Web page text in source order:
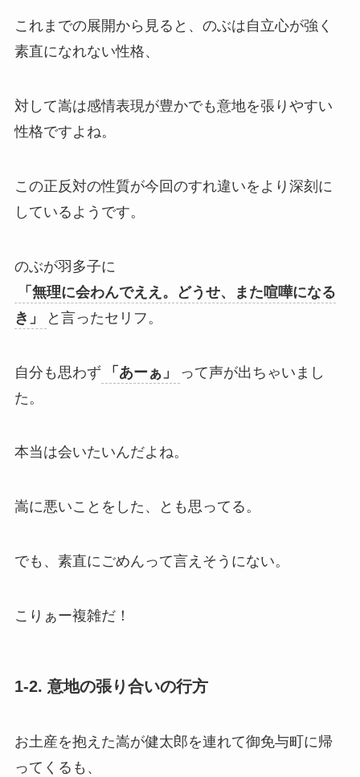
これまでの展開から見ると、のぶは自立心が強く
素直になれない性格、
対して嵩は感情表現が豊かでも意地を張りやすい
性格ですよね。
この正反対の性質が今回のすれ違いをより深刻に
しているようです。
のぶが羽多子に
「無理に会わんでええ。どうせ、また喧嘩になる
き」
と言ったセリフ。
自分も思わず 「あーぁ」
って声が出ちゃいまし
た。
本当は会いたいんだよね。
嵩に悪いことをした、とも思ってる。
でも、素直にごめんって言えそうにない。
こりぁー複雑だ！
1-2. 意地の張り合いの行方
お土産を抱えた嵩が健太郎を連れて御免与町に帰
ってくるも、